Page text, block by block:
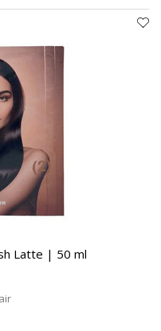
Latte | 50 ml